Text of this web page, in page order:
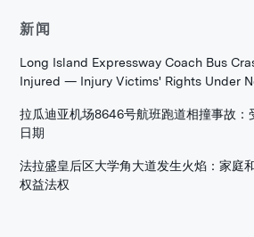
新闻
Long Island Expressway Coach Bus
Injured — Injury Victims' Rights Under
拉瓜迪亚机场8646号航班跑道相撞事故：
日期
法拉盛皇后区大学角大道发生火焰：家庭
权益法权